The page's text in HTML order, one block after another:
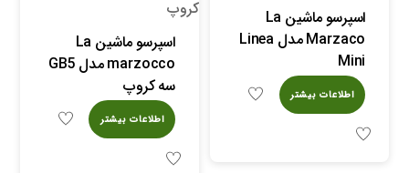
اسپرسو ماشین La
Marzaco مدل Linea
Mini
اطلاعات بیشتر
اسپرسو ماشین La
marzocco مدل GB5
سه کروپ
اطلاعات بیشتر